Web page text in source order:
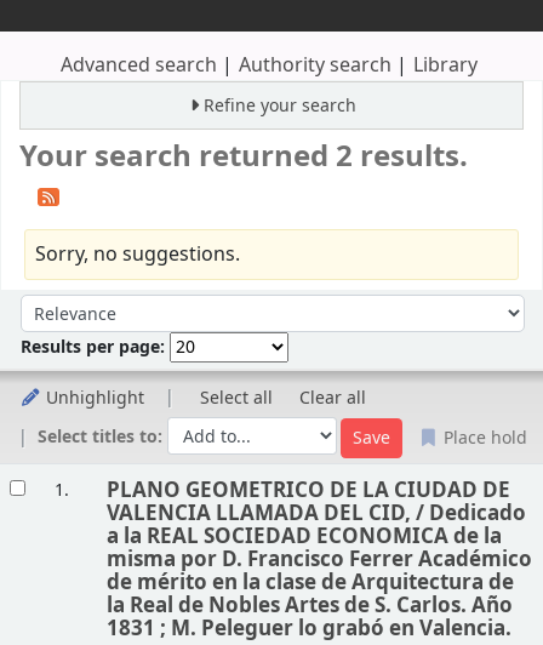
Advanced search Authority search Library
Refine your search
Your search returned 2 results.
Sorry, no suggestions.
Sort by:
Results per page:
Unhighlight Select all
Clear all
Select titles to:
Place hold
1. PLANO GEOMETRICO DE LA CIUDAD DE
VALENCIA LLAMADA DEL CID, / Dedicado
a la REAL SOCIEDAD ECONOMICA de la
misma por D. Francisco Ferrer Académico
de mérito en la clase de Arquitectura de
la Real de Nobles Artes de S. Carlos. Año
1831 ; M. Peleguer lo grabó en Valencia.